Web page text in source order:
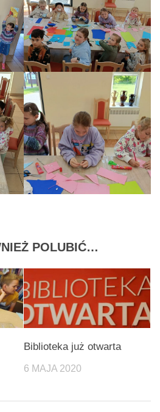
POLUBIĆ…
Biblioteka już otwarta
6 MAJA 2020